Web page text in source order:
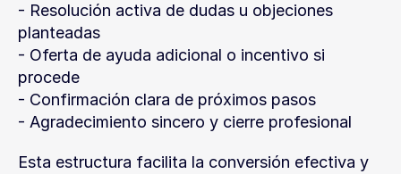
- Resolución activa de dudas u objeciones
planteadas
- Oferta de ayuda adicional o incentivo si
procede
- Confirmación clara de próximos pasos
- Agradecimiento sincero y cierre profesional
Esta estructura facilita la conversión efectiva y